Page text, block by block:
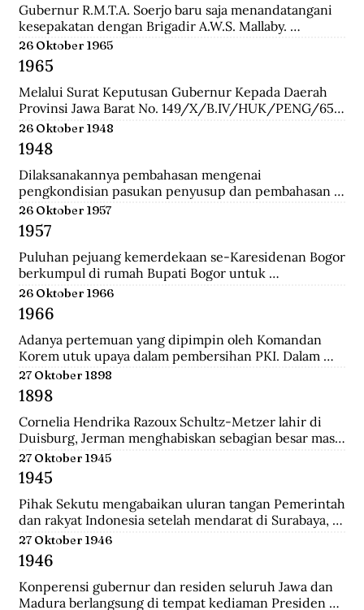
Gubernur R.M.T.A. Soerjo baru saja menandatangani
kesepakatan dengan Brigadir A.W.S. Mallaby.
Pertemuan yang terbilang sukses itu melahirkan
empat kesepakatan: 1. Pihak Inggris (baca:Sekutu)
mengakui keberadaan Republik Indonesia sebatas
distrik Surabaya. 2. Pihak Inggris tidak akan
membawa masuk pasukan Belanda dan tidak ada
pasukan Belanda yang disusupkan pada pasukan
Inggris yang mendarat di Surabaya. 3. Pasukan Inggris
hanya dibolehkan berada pada radius 800 meter dari
pelabuhan. 4. Untuk memperlancar komunikasi
antara pihak Inggris dengan Republik dalam
keseharian, maka dibentuk Biro Kontak
beranggotakan perwakilan dari kedua belah pihak.
26 Oktober 1965
1965
Melalui Surat Keputusan Gubernur Kepada Daerah
Provinsi Jawa Barat No. 149/X/B.IV/HUK/PENG/65,
Mashudi memberhentikan sementara waktu delapan
anggota PKI yang duduk dalam DPRD-GR. Mereka
adalah Suharna Affandi, Abbas Usman, Akhmad
Suganda, Enok Rokhayati, Mustofa, Cece Suryadi,
Sukra Prawira Sentana, dan Suhlan Sujana.
26 Oktober 1948
1948
Dilaksanakannya pembahasan mengenai
pengkondisian pasukan penyusup dan pembahasan
taktik untuk melawan pasukan Negara Pasundan dan
DI/TII.
26 Oktober 1957
1957
Puluhan pejuang kemerdekaan se-Karesidenan Bogor
berkumpul di rumah Bupati Bogor untuk
menyepakati gedung di Jalan Cikeumeuh sebagai
Museum Perjoangan.
26 Oktober 1966
1966
Adanya pertemuan yang dipimpin oleh Komandan
Korem utuk upaya dalam pembersihan PKI. Dalam
pertemuan ini mengubah jumlah wakil dari kedua
golongan yakni 27 dari Golongan Politik dan 21 dari
Golongan Karya.
27 Oktober 1898
1898
Cornelia Hendrika Razoux Schultz-Metzer lahir di
Duisburg, Jerman menghabiskan sebagian besar masa
kecilnya di Arnhem. Dia mengenyam pendidikan di
Kweekschool untuk menjadi guru. Keputusan
Pemerintah Kolonial untuk mengangkat Cornelia
sebagai anggota Dewan Rakyat memancing protes
para perempuan Indonesia.  Para perempuan
menginginkan seorang wakil perempuan Indonesia di
Volksraad. Tapi alih-alih memilih perempuan
Indonesia, pemerintah Belanda menunjuk seorang
perempuan Belanda yang aktif di organisasi
perempuan sayap IEV.
27 Oktober 1945
1945
Pihak Sekutu mengabaikan uluran tangan Pemerintah
dan rakyat Indonesia setelah mendarat di Surabaya,
dan menyerbu penjara Republik untuk membebaskan
perwira-perwira Sekutu dan pegawai RAPWI (Relief
of Allied Prisoners of War and Internees) yang
ditawan Republik.
27 Oktober 1946
1946
Konperensi gubernur dan residen seluruh Jawa dan
Madura berlangsung di tempat kediaman Presiden